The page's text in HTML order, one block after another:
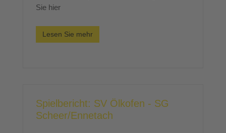
Sie hier
Lesen Sie mehr
Spielbericht: SV Ölkofen - SG
Scheer/Ennetach